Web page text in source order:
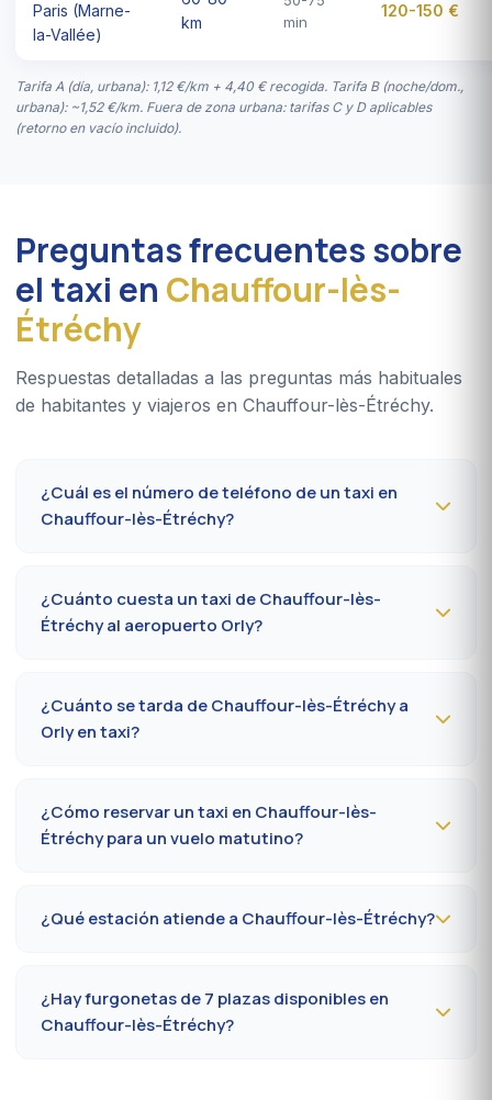
Paris (Marne-
la-Vallée)
km
min
120-150 €
Tarifa A (día, urbana): 1,12 €/km + 4,40 € recogida. Tarifa B (noche/dom.,
urbana): ~1,52 €/km. Fuera de zona urbana: tarifas C y D aplicables
(retorno en vacío incluido).
Preguntas frecuentes sobre
el taxi en Chauffour-lès-
Étréchy
Respuestas detalladas a las preguntas más habituales
de habitantes y viajeros en Chauffour-lès-Étréchy.
¿Cuál es el número de teléfono de un taxi en
Chauffour-lès-Étréchy?
marque el
WhatsApp al
06 59 27 44 65
30 minutos; recogida en la comuna entre 10 y 20
¿Cuánto cuesta un taxi de Chauffour-lès-
Étréchy al aeropuerto Orly?
París-Orly cuesta
85-110 €
los domingos o festivos. Tarifa al taxímetro oficial
prefectoral 91.
¿Cuánto se tarda de Chauffour-lès-Étréchy a
Orly en taxi?
tráfico y la terminal (Orly 1, 2, 3 o 4). Prever 10 minutos
extra en hora punta (7-9 h, 17-19 h).
¿Cómo reservar un taxi en Chauffour-lès-
Étréchy para un vuelo matutino?
62 indicando el número de vuelo, la terminal y la
dirección de recogida en Chauffour-lès-Étréchy.
¿Qué estación atiende a Chauffour-lès-Étréchy?
promedio 35 a 42 minutos según el eje vial. Acceso
directo también a Massy TGV para los trenes
¿Hay furgonetas de 7 plazas disponibles en
Chauffour-lès-Étréchy?